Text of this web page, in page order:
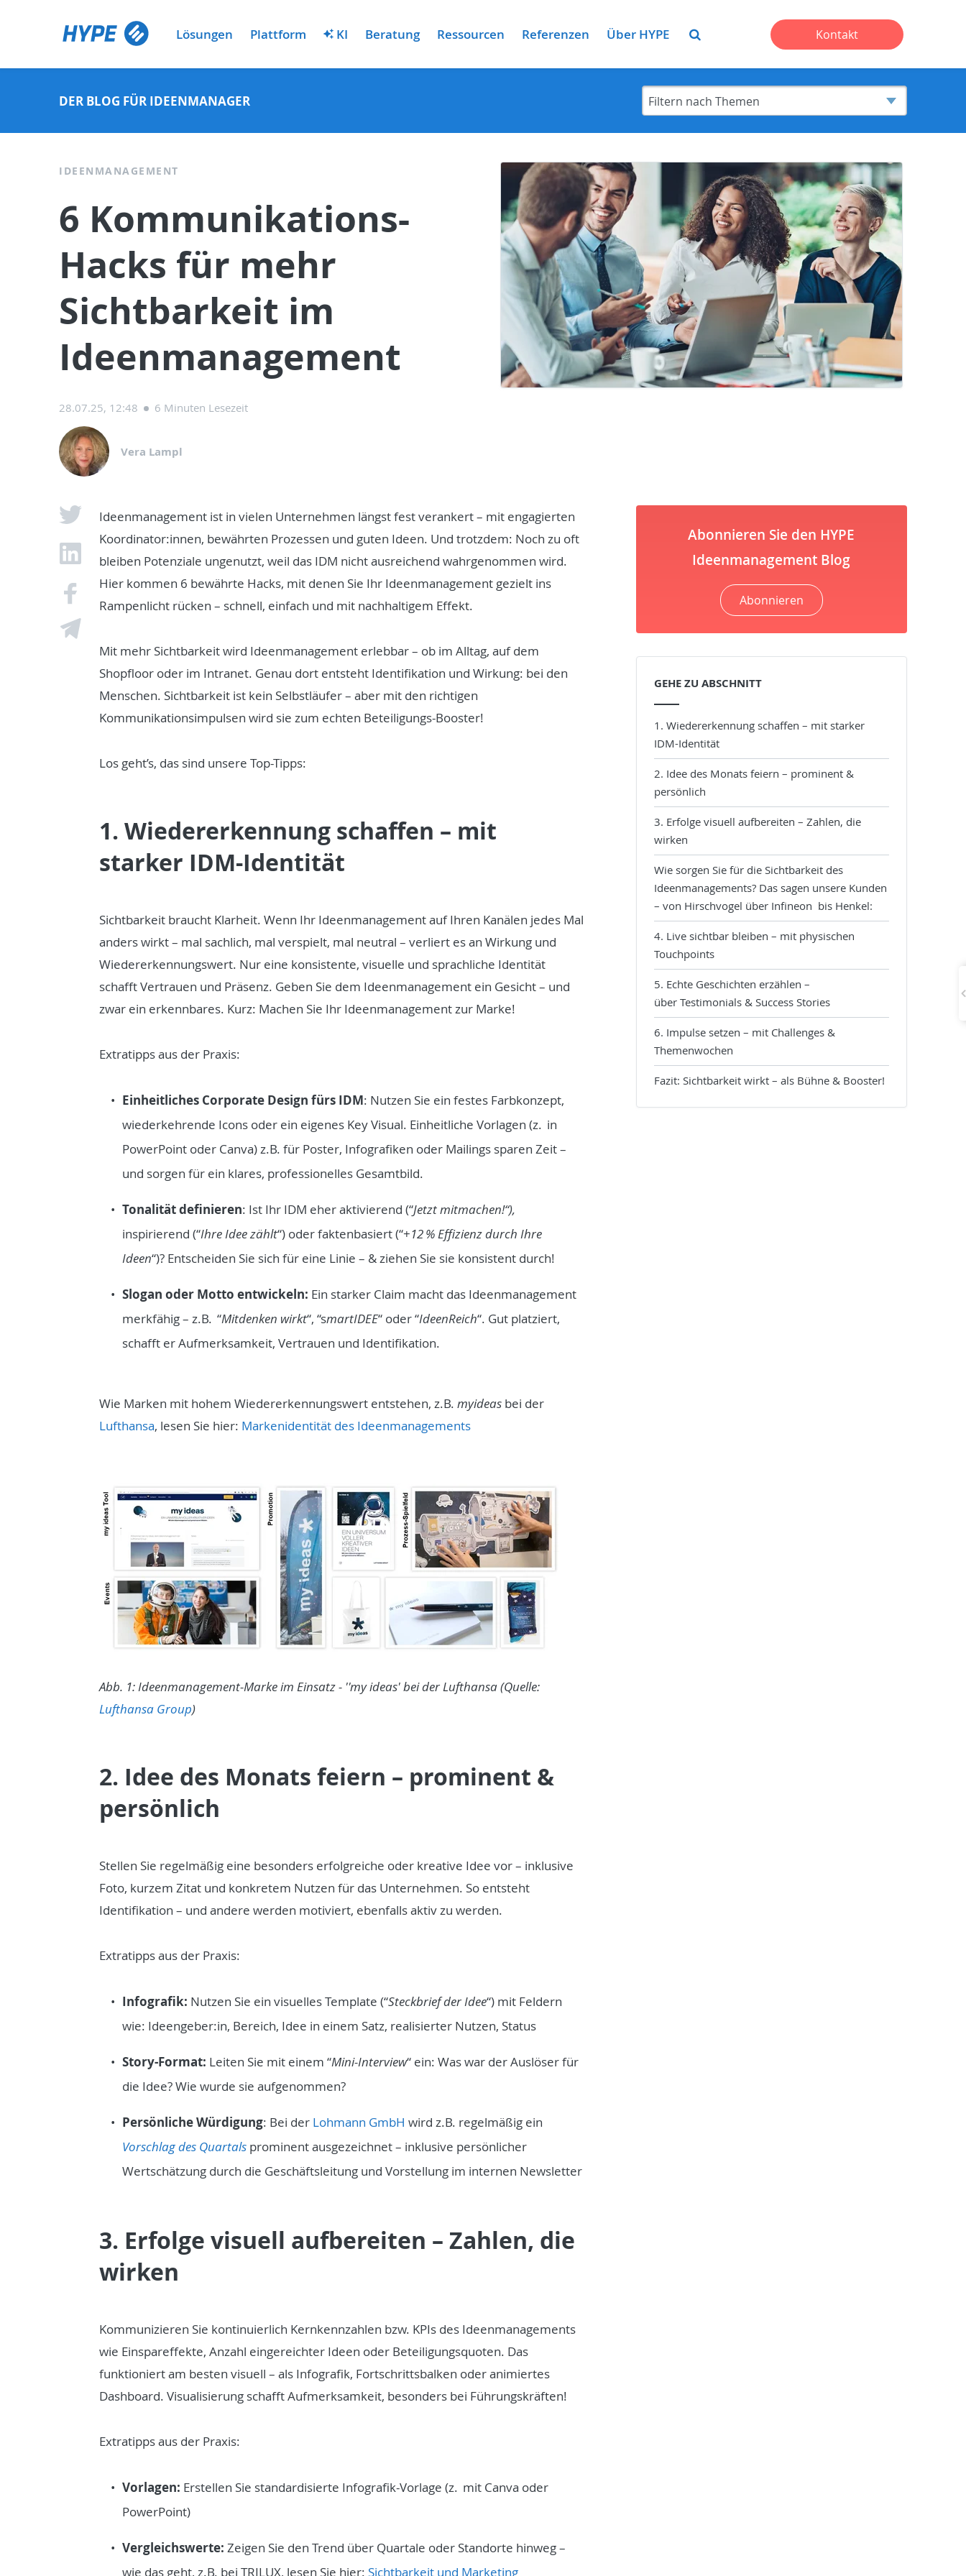
Lösungen Plattform KI Beratung Ressourcen Referenzen Über HYPE Kontakt
DER BLOG FÜR IDEENMANAGER
IDEENMANAGEMENT
6 Kommunikations-
Hacks für mehr
Sichtbarkeit im
Ideenmanagement
28.07.25, 12:48 6 Minuten Lesezeit
Vera Lampl
Ideenmanagement ist in vielen Unternehmen längst fest verankert – mit engagierten
Koordinator:innen, bewährten Prozessen und guten Ideen. Und trotzdem: Noch zu oft
bleiben Potenziale ungenutzt, weil das IDM nicht ausreichend wahrgenommen wird.
Hier kommen 6 bewährte Hacks, mit denen Sie Ihr Ideenmanagement gezielt ins
Rampenlicht rücken – schnell, einfach und mit nachhaltigem Effekt.
Mit mehr Sichtbarkeit wird Ideenmanagement erlebbar – ob im Alltag, auf dem
Shopfloor oder im Intranet. Genau dort entsteht Identifikation und Wirkung: bei den
Menschen. Sichtbarkeit ist kein Selbstläufer – aber mit den richtigen
Kommunikationsimpulsen wird sie zum echten Beteiligungs-Booster!
Los geht’s, das sind unsere Top-Tipps:
1. Wiedererkennung schaffen – mit
starker IDM-Identität
Sichtbarkeit braucht Klarheit. Wenn Ihr Ideenmanagement auf Ihren Kanälen jedes Mal
anders wirkt – mal sachlich, mal verspielt, mal neutral – verliert es an Wirkung und
Wiedererkennungswert. Nur eine konsistente, visuelle und sprachliche Identität
schafft Vertrauen und Präsenz. Geben Sie dem Ideenmanagement ein Gesicht – und
zwar ein erkennbares. Kurz: Machen Sie Ihr Ideenmanagement zur Marke!
Extratipps aus der Praxis:
Einheitliches Corporate Design fürs IDM: Nutzen Sie ein festes Farbkonzept,
wiederkehrende Icons oder ein eigenes Key Visual. Einheitliche Vorlagen (z. in
PowerPoint oder Canva) z.B. für Poster, Infografiken oder Mailings sparen Zeit –
und sorgen für ein klares, professionelles Gesamtbild.
Tonalität definieren: Ist Ihr IDM eher aktivierend (“Jetzt mitmachen!“),
inspirierend (“Ihre Idee zählt“) oder faktenbasiert (“+12% Effizienz durch Ihre
Ideen“)? Entscheiden Sie sich für eine Linie – & ziehen Sie sie konsistent durch!
Slogan oder Motto entwickeln: Ein starker Claim macht das Ideenmanagement
merkfähig – z.B. “Mitdenken wirkt“, “smartIDEE“ oder “IdeenReich“. Gut platziert,
schafft er Aufmerksamkeit, Vertrauen und Identifikation.
Wie Marken mit hohem Wiedererkennungswert entstehen, z.B. myideas bei der
Lufthansa, lesen Sie hier: Markenidentität des Ideenmanagements
Abb. 1: Ideenmanagement-Marke im Einsatz - ''my ideas' bei der Lufthansa (Quelle:
Lufthansa Group)
2. Idee des Monats feiern – prominent &
persönlich
Stellen Sie regelmäßig eine besonders erfolgreiche oder kreative Idee vor – inklusive
Foto, kurzem Zitat und konkretem Nutzen für das Unternehmen. So entsteht
Identifikation – und andere werden motiviert, ebenfalls aktiv zu werden.
Extratipps aus der Praxis:
Infografik: Nutzen Sie ein visuelles Template (“Steckbrief der Idee“) mit Feldern
wie: Ideengeber:in, Bereich, Idee in einem Satz, realisierter Nutzen, Status
Story-Format: Leiten Sie mit einem “Mini-Interview“ ein: Was war der Auslöser für
die Idee? Wie wurde sie aufgenommen?
PersönlicheWürdigung: Bei der Lohmann GmbH wird z.B. regelmäßig ein
Vorschlag des Quartals prominent ausgezeichnet – inklusive persönlicher
Wertschätzung durch die Geschäftsleitung und Vorstellung im internen Newsletter
3. Erfolge visuell aufbereiten – Zahlen, die
wirken
Kommunizieren Sie kontinuierlich Kernkennzahlen bzw. KPIs des Ideenmanagements
wie Einspareffekte, Anzahl eingereichter Ideen oder Beteiligungsquoten. Das
funktioniert am besten visuell – als Infografik, Fortschrittsbalken oder animiertes
Dashboard. Visualisierung schafft Aufmerksamkeit, besonders bei Führungskräften!
Extratipps aus der Praxis:
Vorlagen: Erstellen Sie standardisierte Infografik-Vorlage (z. mit Canva oder
PowerPoint)
Vergleichswerte: Zeigen Sie den Trend über Quartale oder Standorte hinweg –
wie das geht, z.B. bei TRILUX, lesen Sie hier: Sichtbarkeit und Marketing
Abonnieren Sie den HYPE
Ideenmanagement Blog
Abonnieren
GEHE ZU ABSCHNITT
1. Wiedererkennung schaffen – mit starker
IDM-Identität
2. Idee des Monats feiern – prominent &
persönlich
3. Erfolge visuell aufbereiten – Zahlen, die
wirken
Wie sorgen Sie für die Sichtbarkeit des
Ideenmanagements? Das sagen unsere Kunden
– von Hirschvogel über Infineon bis Henkel:
4. Live sichtbar bleiben – mit physischen
Touchpoints
5. Echte Geschichten erzählen –
über Testimonials & Success Stories
6. Impulse setzen – mit Challenges &
Themenwochen
Fazit: Sichtbarkeit wirkt – als Bühne & Booster!